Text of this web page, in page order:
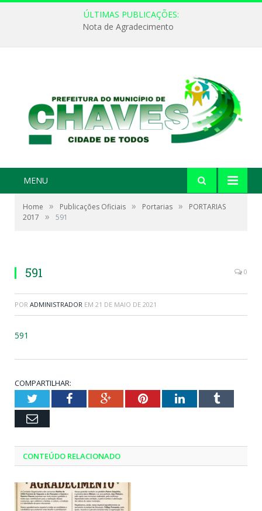
ÚLTIMAS PUBLICAÇÕES:
Nota de Agradecimento
MENU
Home » Publicações Oficiais » Portarias »
PORTARIAS
2017
» 591
591 0
POR ADMINISTRADOR EM 21 DE MAIO DE 2021
591
COMPARTILHAR:
TwitterFacebookGoogle+PinterestLinkedInTumblr
Email
CONTEÚDO RELACIONADO